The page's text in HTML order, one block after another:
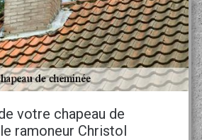
votre chapeau de
ramoneur Christol